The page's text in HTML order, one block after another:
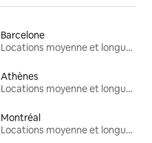
Barcelone
Locations moyenne et longue durée
Athènes
Locations moyenne et longue durée
Montréal
Locations moyenne et longue durée